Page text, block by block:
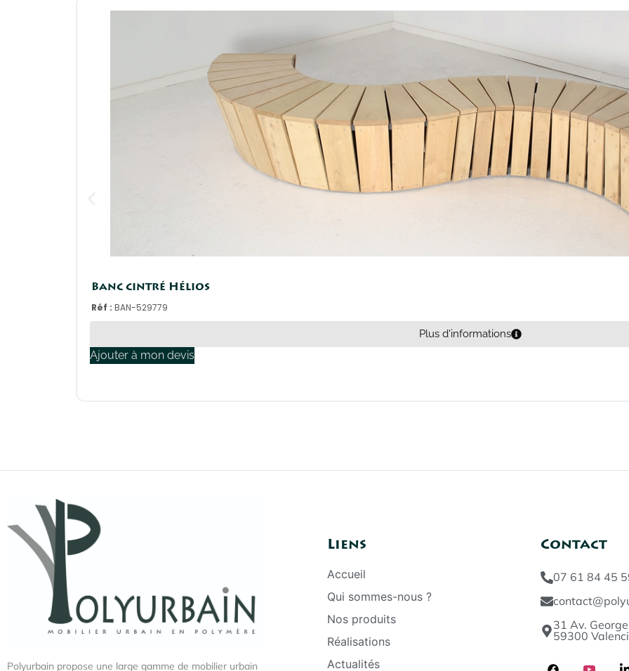
Banc cintré Hélios
Réf : BAN-529779
Plus d'informations
Ajouter à mon devis
Polyurbain propose une large gamme de mobilier urbain
Liens
Accueil
Qui sommes-nous ?
Nos produits
Réalisations
Actualités
Contact
07 61 84 45
31 Av.
59300